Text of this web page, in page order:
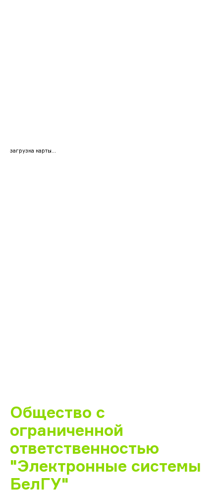
загрузка карты...
Общество с
ограниченной
ответственностью
"Электронные системы
БелГУ"